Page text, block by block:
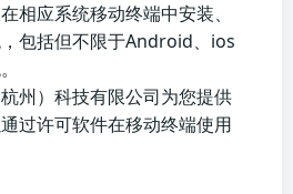
相应系统移动终端中安装、
包括但不限于Android、ios
州）科技有限公司为您提供
过许可软件在移动终端使用